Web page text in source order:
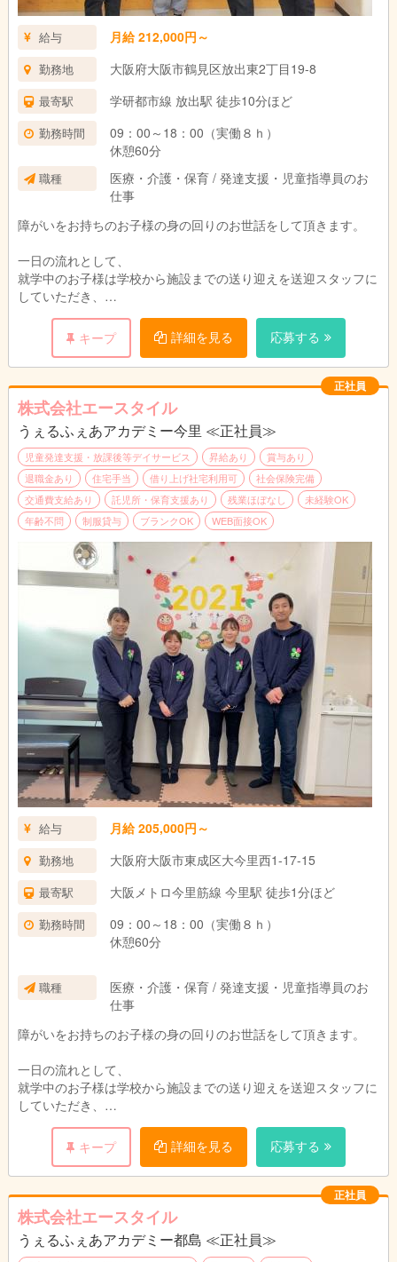
給与 月給 212,000円～
勤務地 大阪府大阪市鶴見区放出東2丁目19-8
最寄駅 学研都市線 放出駅 徒歩10分ほど
勤務時間
09：00～18：00（実働８ｈ）
休憩60分
職種
医療・介護・保育 / 発達支援・児童指導員のお
仕事
障がいをお持ちのお子様の身の回りのお世話をして頂きます。
一日の流れとして、
就学中のお子様は学校から施設までの送り迎えを送迎スタッフに
していただき、
施設にいる間は、学校で出された宿題をまずやって頂きます。そ
の際、一緒に考える手助けなどをしてもらいます。そのあとは、
個人・個人に合わせたスケジュールに沿って一緒に過ごしていた
だきます。
帰りは、送迎スタッフに家まで送って頂きます。（＊福祉スタッ
フと送迎スタッフは別です）
障がいをお持ちのお子様は周りより少し、苦手なことが多いだけ
です。
その苦手なことを一緒にできるまで手助けする。そんなお仕事で
す。
キープ 詳細を見る 応募する
正社員
株式会社エースタイル
うぇるふぇあアカデミー今里 ≪正社員≫
児童発達支援・放課後等デイサービス 昇給あり
賞与あり
退職金あり
住宅手当 借り上げ社宅利用可
社会保険完備
交通費支給あり
託児所・保育支援あり 残業ほぼなし
未経験OK
年齢不問
制服貸与 ブランクOK WEB面接OK
給与 月給 205,000円～
勤務地 大阪府大阪市東成区大今里西1-17-15
最寄駅 大阪メトロ今里筋線 今里駅 徒歩1分ほど
勤務時間
09：00～18：00（実働８ｈ）
休憩60分
職種
医療・介護・保育 / 発達支援・児童指導員のお
仕事
障がいをお持ちのお子様の身の回りのお世話をして頂きます。
一日の流れとして、
就学中のお子様は学校から施設までの送り迎えを送迎スタッフに
していただき、
施設にいる間は、学校で出された宿題をまずやって頂きます。そ
の際、一緒に考える手助けなどをしてもらいます。そのあとは、
個人・個人に合わせたスケジュールに沿って一緒に過ごしていた
だきます。
帰りは、送迎スタッフに家まで送って頂きます。（＊福祉スタッ
フと送迎スタッフは別です）
障がいをお持ちのお子様は周りより少し、苦手なことが多いだけ
キープ 詳細を見る 応募する
正社員
株式会社エースタイル
うぇるふぇあアカデミー都島 ≪正社員≫